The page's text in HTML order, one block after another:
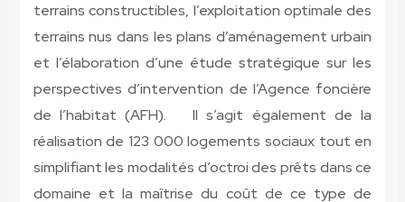
terrains constructibles, l’exploitation optimale des
terrains nus dans les plans d’aménagement urbain
et l’élaboration d’une étude stratégique sur les
perspectives d’intervention de l’Agence foncière
de l’habitat (AFH). Il s’agit également de la
réalisation de 123 000 logements sociaux tout en
simplifiant les modalités d’octroi des prêts dans ce
domaine et la maîtrise du coût de ce type de